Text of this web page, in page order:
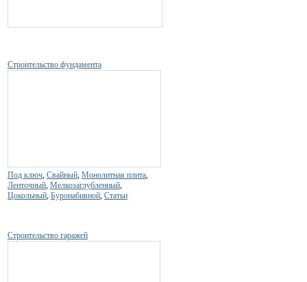
Строительство фундамента
Под ключ, Свайный, Монолитная плита,
Ленточный, Мелкозаглубленный,
Цокольный, Буронабивной, Статьи
Строительство гаражей